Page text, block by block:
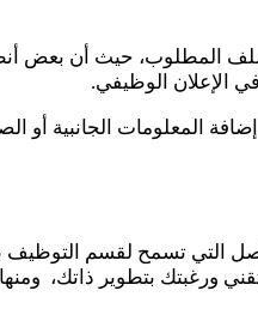
الملف المطلوب، حيث أن
الإعلان الوظيفي.
المعلومات الجانبية أو
تسمح لقسم التوظيف
ورغبتك بتطوير ذاتك،